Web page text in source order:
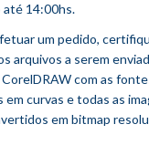
até 14:00hs.
um pedido,
arquivos a serem
com as
em curvas e todas as
em bitmap